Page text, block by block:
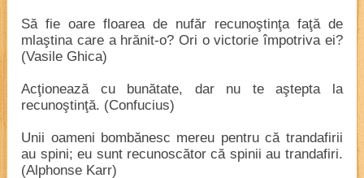
Să fie oare floarea de nufăr recunoştinţa faţă de
mlaştina care a hrănit-o? Ori o victorie împotriva ei?
(Vasile Ghica)
Acţionează cu bunătate, dar nu te aştepta la
recunoştinţă. (Confucius)
Unii oameni bombănesc mereu pentru că trandafirii
au spini; eu sunt recunoscător că spinii au trandafiri.
(Alphonse Karr)